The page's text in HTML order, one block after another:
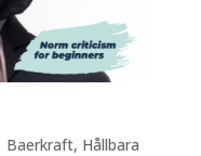
Baerkraft, Hållbara